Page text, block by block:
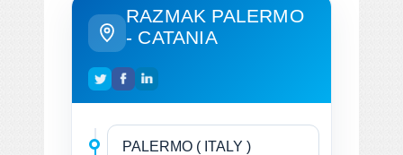
RAZMAK PALERMO
- CATANIA